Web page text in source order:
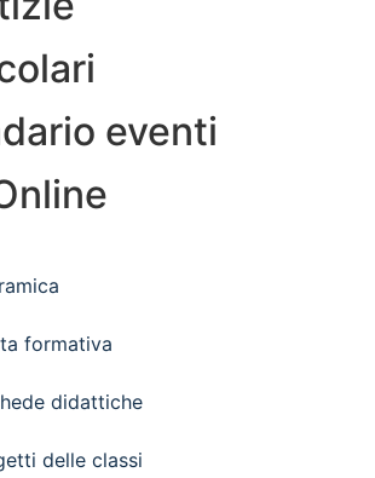
eventi
formativa
didattiche
delle classi